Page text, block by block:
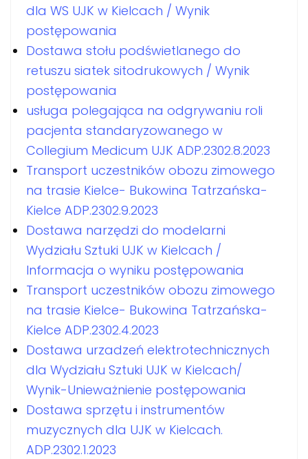
dla WS UJK w Kielcach / Wynik
postępowania
Dostawa stołu podświetlanego do
retuszu siatek sitodrukowych / Wynik
postępowania
usługa polegająca na odgrywaniu roli
pacjenta standaryzowanego w
Collegium Medicum UJK ADP.2302.8.2023
Transport uczestników obozu zimowego
na trasie Kielce- Bukowina Tatrzańska-
Kielce ADP.2302.9.2023
Dostawa narzędzi do modelarni
Wydziału Sztuki UJK w Kielcach /
Informacja o wyniku postępowania
Transport uczestników obozu zimowego
na trasie Kielce- Bukowina Tatrzańska-
Kielce ADP.2302.4.2023
Dostawa urzadzeń elektrotechnicznych
dla Wydziału Sztuki UJK w Kielcach/
Wynik-Unieważnienie postępowania
Dostawa sprzętu i instrumentów
muzycznych dla UJK w Kielcach.
ADP.2302.1.2023